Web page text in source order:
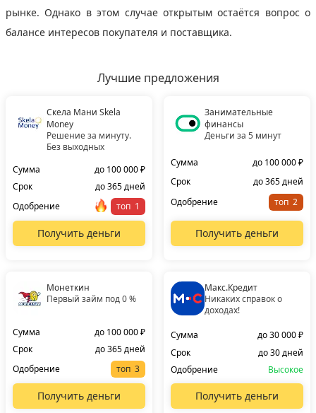
рынке. Однако в этом случае открытым остаётся вопрос о
балансе интересов покупателя и поставщика.
Лучшие предложения
Скела Мани Skela
Money
Решение за минуту.
Без выходных
Сумма
до 100 000 ₽
Срок
до 365 дней
Одобрение
топ
Получить деньги
Занимательные
финансы
Деньги за 5 минут
Сумма
до 100 000 ₽
Срок
до 365 дней
Одобрение
топ
Получить деньги
Монеткин
Первый займ под 0 %
Сумма
до 100 000 ₽
Срок
до 365 дней
Одобрение
топ
Получить деньги
Макс.Кредит
Никаких справок о
доходах!
Сумма
до 30 000 ₽
Срок
до 30 дней
Одобрение
Высокое
Получить деньги